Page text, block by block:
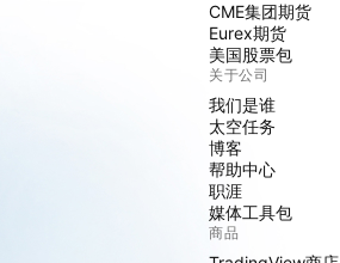
CME集团期货
Eurex期货
美国股票包
关于公司
我们是谁
太空任务
博客
帮助中心
职涯
媒体工具包
商品